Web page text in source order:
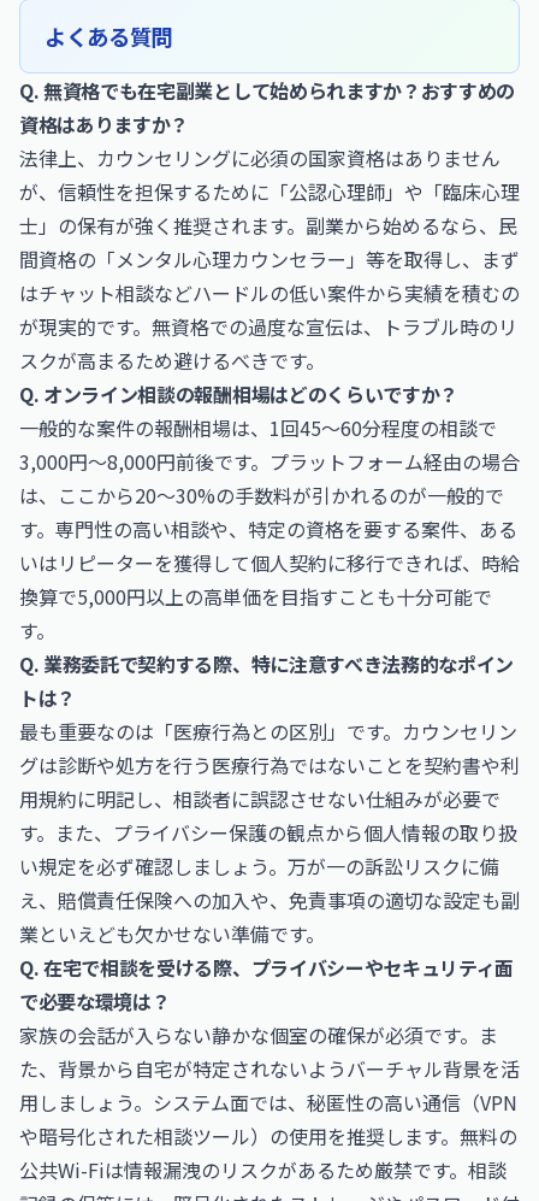
よくある質問
Q. 無資格でも在宅副業として始められますか？おすすめの
資格はありますか？
法律上、カウンセリングに必須の国家資格はありません
が、信頼性を担保するために「公認心理師」や「臨床心理
士」の保有が強く推奨されます。副業から始めるなら、民
間資格の「メンタル心理カウンセラー」等を取得し、まず
はチャット相談などハードルの低い案件から実績を積むの
が現実的です。無資格での過度な宣伝は、トラブル時のリ
スクが高まるため避けるべきです。
Q. オンライン相談の報酬相場はどのくらいですか？
一般的な案件の報酬相場は、1回45〜60分程度の相談で
3,000円〜8,000円前後です。プラットフォーム経由の場合
は、ここから20〜30%の手数料が引かれるのが一般的で
す。専門性の高い相談や、特定の資格を要する案件、ある
いはリピーターを獲得して個人契約に移行できれば、時給
換算で5,000円以上の高単価を目指すことも十分可能で
す。
Q. 業務委託で契約する際、特に注意すべき法務的なポイン
トは？
最も重要なのは「医療行為との区別」です。カウンセリン
グは診断や処方を行う医療行為ではないことを契約書や利
用規約に明記し、相談者に誤認させない仕組みが必要で
す。また、プライバシー保護の観点から個人情報の取り扱
い規定を必ず確認しましょう。万が一の訴訟リスクに備
え、賠償責任保険への加入や、免責事項の適切な設定も副
業といえども欠かせない準備です。
Q. 在宅で相談を受ける際、プライバシーやセキュリティ面
で必要な環境は？
家族の会話が入らない静かな個室の確保が必須です。ま
た、背景から自宅が特定されないようバーチャル背景を活
用しましょう。システム面では、秘匿性の高い通信（VPN
や暗号化された相談ツール）の使用を推奨します。無料の
公共Wi-Fiは情報漏洩のリスクがあるため厳禁です。相談